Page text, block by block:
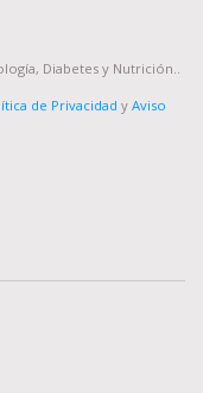
Diabetes y Nutrición..
de Privacidad y Aviso